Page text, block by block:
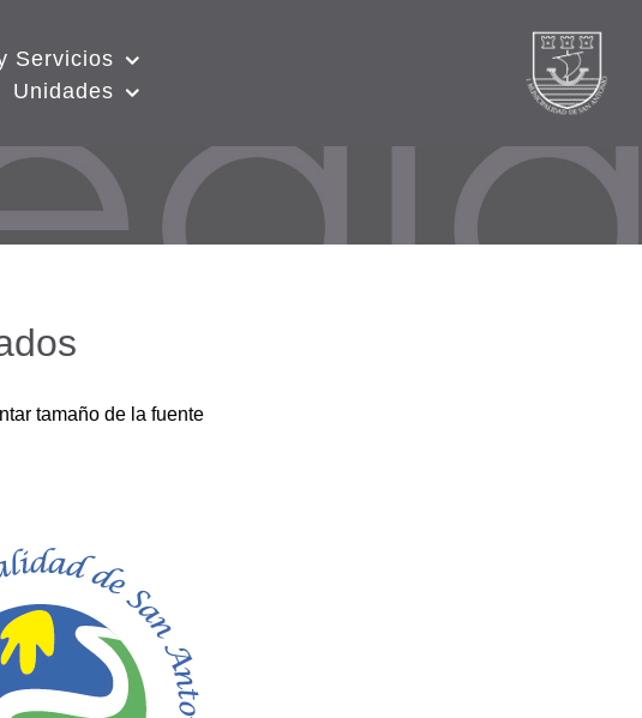
Servicios
Unidades
tamaño de la fuente